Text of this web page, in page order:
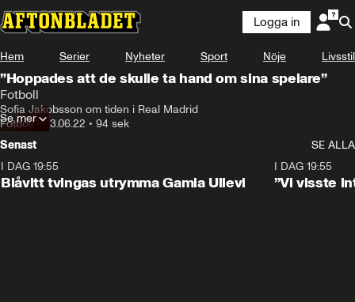
Logga in
Hem Serier Nyheter Sport Nöje Livsstil
”Hoppades att de skulle ta hand om sina spelare”
Fotboll
Sofia Jakobsson om tiden i Real Madrid
Fotboll•23.06.22 • 94 sek
Se mer
Senast
SE ALLA
I DAG 19:55
Blåvitt tvingas utrymma Gamla Ullevi
I DAG 19:55
”Vi visste